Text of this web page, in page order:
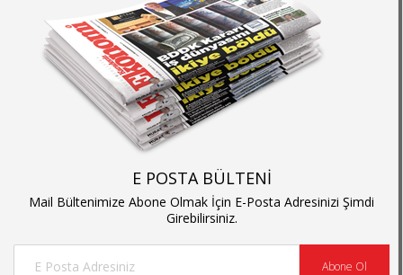
E POSTA BÜLTENİ
Mail Bültenimize Abone Olmak İçin E-Posta Adresinizi Şimdi
Girebilirsiniz.
Abone Ol